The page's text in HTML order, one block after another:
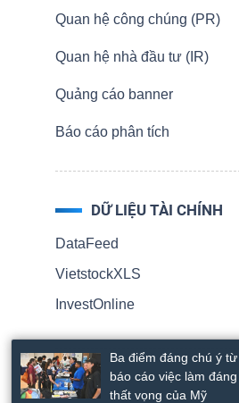
Quan hệ công chúng (PR)
Quan hệ nhà đầu tư (IR)
Quảng cáo banner
Báo cáo phân tích
DỮ LIỆU TÀI CHÍNH
DataFeed
VietstockXLS
InvestOnline
HÀNG
ĐÔNG
DƯƠNG
Ba điểm đáng chú ý từ
báo cáo việc làm đáng
thất vọng của Mỹ